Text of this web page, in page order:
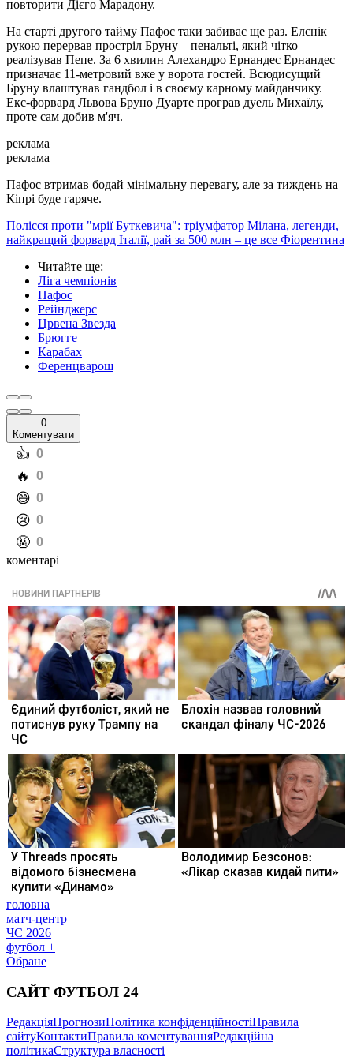
повторити Дієго Марадону.
На старті другого тайму Пафос таки забиває ще раз. Елснік
рукою перервав простріл Бруну – пенальті, який чітко
реалізував Пепе. За 6 хвилин Алехандро Ернандес Ернандес
призначає 11-метровий вже у ворота гостей. Всюдисущий
Бруну влаштував гандбол і в своєму карному майданчику.
Екс-форвард Львова Бруно Дуарте програв дуель Михаїлу,
проте сам добив м'яч.
реклама
реклама
Пафос втримав бодай мінімальну перевагу, але за тиждень на
Кіпрі буде гаряче.
Полісся проти "мрії Буткевича": тріумфатор Мілана, легенди,
найкращий форвард Італії, рай за 500 млн – це все Фіорентина
Читайте ще:
Ліга чемпіонів
Пафос
Рейнджерс
Црвена Звезда
Брюгге
Карабах
Ференцварош
0
Коментувати
️👍 0
️🔥 0
️😄 0
️😢 0
️🤬 0
коментарі
головна
матч-центр
ЧС 2026
футбол +
Обране
САЙТ ФУТБОЛ 24
РедакціяПрогнозиПолітика конфіденційностіПравила
сайтуКонтактиПравила коментуванняРедакційна
політикаСтруктура власності